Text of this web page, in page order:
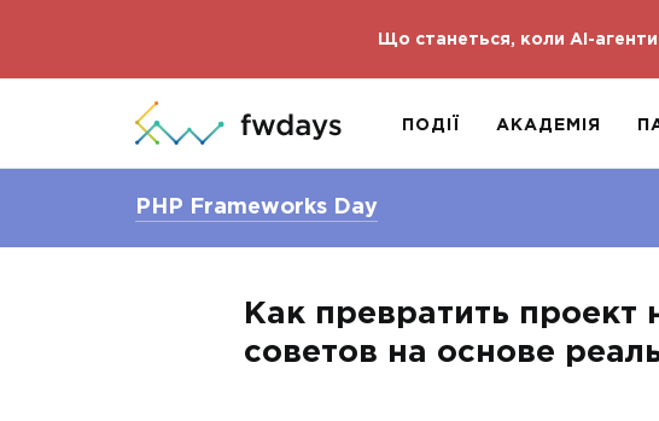
Що станеться, коли AI-
ПОДІЇ АКАДЕМІЯ
PHP Frameworks Day
Как превратить
советов на основе